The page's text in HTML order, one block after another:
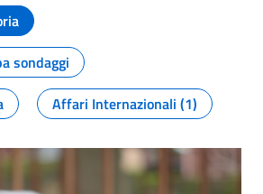
sondaggi
Affari Internazionali (1)